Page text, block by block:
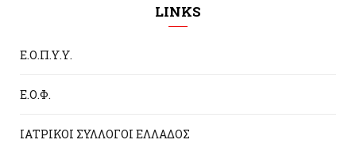
LINKS
Ε.Ο.Π.Υ.Υ.
Ε.Ο.Φ.
ΙΑΤΡΙΚΟΙ ΣΥΛΛΟΓΟΙ ΕΛΛΑΔΟΣ